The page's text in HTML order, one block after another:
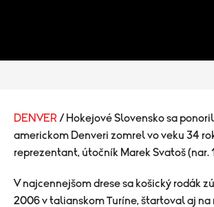
DENVER / Hokejové Slovensko sa
americkom Denveri zomrel vo veku 34
reprezentant, útočník Marek Svatoš (nar.
V najcennejšom drese sa košický rodák
2006 v talianskom Turíne, štartoval aj